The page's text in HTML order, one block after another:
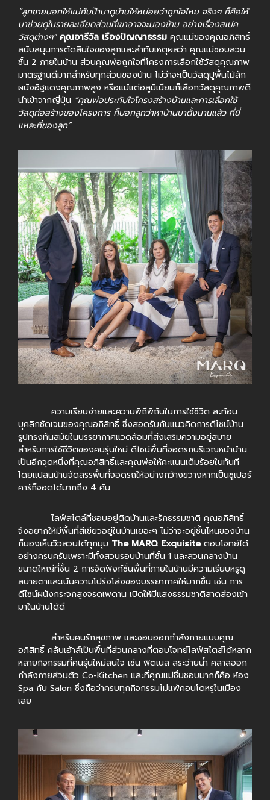
“ลูกชายบอกให้แม่กับป๊ามาดูบ้านให้หน่อยว่าถูกใจไหม จริงๆ ก็คือให้
มาช่วยดูในรายละเอียดส่วนที่เขาอาจจะมองข้าม อย่างเรื่องสเปค
วัสดุต่างๆ”คุณอารีวัล เรืองปัญญาธรรม คุณแม่ของคุณอภิสิทธิ์
สนับสนุนการตัดสินใจของลูกและสำทับเหตุผลว่า คุณแม่ชอบสวน
ชั้น 2 ภายในบ้าน ส่วนคุณพ่อถูกใจที่โครงการเลือกใช้วัสดุคุณภาพ
มาตรฐานดีมากสำหรับทุกส่วนของบ้าน ไม่ว่าจะเป็นวัสดุปูพื้นไม้สัก
ผนังอิฐแดงคุณภาพสูง หรือแม้แต่อลูมิเนียมก็เลือกวัสดุคุณภาพดี
นำเข้าจากญี่ปุ่น “คุณพ่อประทับใจโครงสร้างบ้านและการเลือกใช้
วัสดุก่อสร้างของโครงการ ก็บอกลูกว่าหาบ้านมาตั้งนานแล้ว ที่นี่
แหละที่ของลูก”
ความเรียบง่ายและความพิถีพิถันในการใช้ชีวิต สะท้อน
บุคลิกชัดเจนของคุณอภิสิทธิ์ ซึ่งสอดรับกับแนวคิดการดีไซน์บ้าน
รูปทรงทันสมัยในบรรยากาศแวดล้อมที่ส่งเสริมความอยู่สบาย
สำหรับการใช้ชีวิตของคนรุ่นใหม่ ดีไซน์พื้นที่จอดรถบริเวณหน้าบ้าน
เป็นอีกจุดหนึ่งที่คุณอภิสิทธิ์และคุณพ่อให้คะแนนเต็มร้อยในทันที
โดยแปลนบ้านจัดสรรพื้นที่จอดรถให้อย่างกว้างขวางหากเป็นซูเปอร์
คาร์ก็จอดได้มากถึง 4 คัน
ไลฟ์สไตล์ที่ชอบอยู่ติดบ้านและรักธรรมชาติ คุณอภิสิทธิ์
จึงอยากให้มีพื้นที่สีเขียวอยู่ในบ้านเยอะๆ ไม่ว่าจะอยู่ชั้นไหนของบ้าน
ก็มองเห็นวิวสวนได้ทุกมุม The MARQ Exquisiteตอบโจทย์ได้
อย่างครบครันเพราะมีทั้งสวนรอบบ้านที่ชั้น 1 และสวนกลางบ้าน
ขนาดใหญ่ที่ชั้น 2 การจัดฟังก์ชั่นพื้นที่ภายในบ้านมีความเรียบหรูดู
สบายตาและเน้นความโปร่งโล่งของบรรยากาศให้มากขึ้น เช่น การ
ดีไซน์ผนังกระจกสูงจรดเพดาน เปิดให้มีแสงธรรมชาติสาดส่องเข้า
มาในบ้านได้ดี
สำหรับคนรักสุขภาพ และชอบออกกำลังกายแบบคุณ
อภิสิทธิ์ คลับเฮ้าส์เป็นพื้นที่ส่วนกลางที่ตอบโจทย์ไลฟ์สไตส์ได้หลาก
หลายกิจกรรมที่คนรุ่นใหม่สนใจ เช่น ฟิตเนส สระว่ายน้ำ คลาสออก
กำลังกายส่วนตัว Co-Kitchen และที่คุณแม่ชื่นชอบมากก็คือ ห้อง
Spa กับ Salon ซึ่งถือว่าครบทุกกิจกรรมไม่แพ้คอนโดหรูในเมือง
เลย